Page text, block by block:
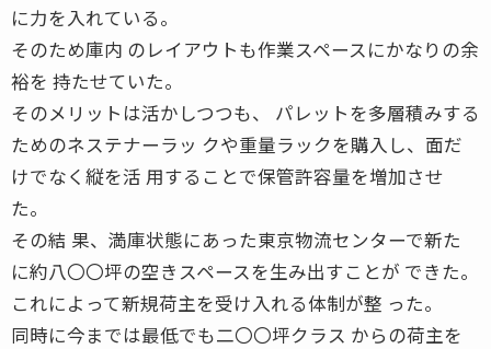
に力を入れている。
そのため庫内 のレイアウトも作業スペースにかなりの余
裕を 持たせていた。
そのメリットは活かしつつも、 パレットを多層積みする
ためのネステナーラッ クや重量ラックを購入し、面だ
けでなく縦を活 用することで保管許容量を増加させ
た。
その結 果、満庫状態にあった東京物流センターで新た
に約八〇〇坪の空きスペースを生み出すことが できた。
これによって新規荷主を受け入れる体制が整 った。
同時に今までは最低でも二〇〇坪クラス からの荷主を